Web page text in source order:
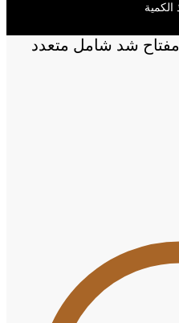
مفتاح شد شامل متعدد